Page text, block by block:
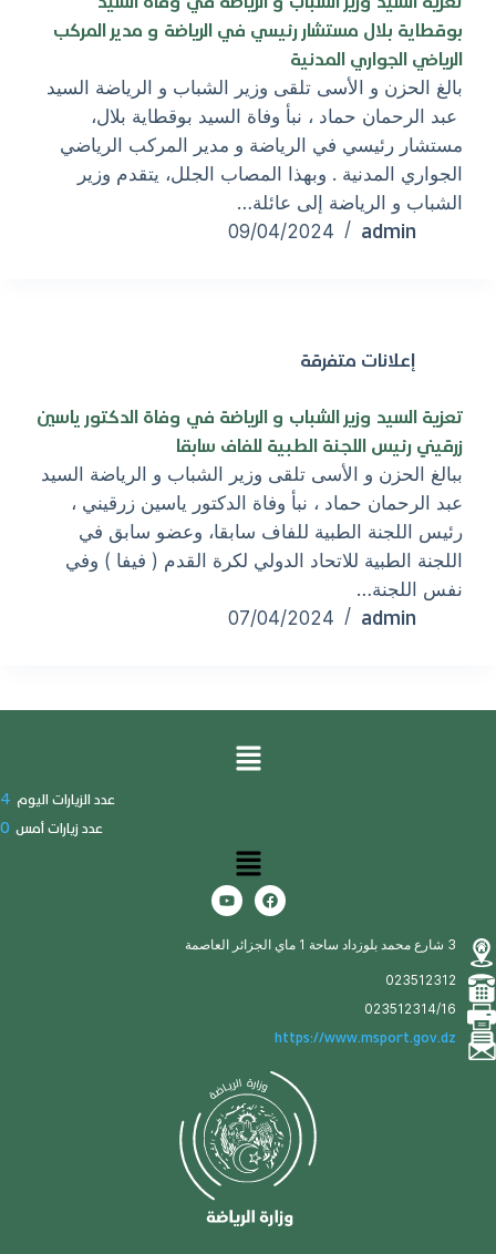
بوقطاية بلال مستشار رئيسي في الرياضة و مدير المركب
الرياضي الجواري المدنية
بالغ الحزن و الأسى تلقى وزير الشباب و الرياضة السيد
عبد الرحمان حماد ، نبأ وفاة السيد بوقطاية بلال،
مستشار رئيسي في الرياضة و مدير المركب الرياضي
الجواري المدنية . وبهذا المصاب الجلل، يتقدم وزير
الشباب و الرياضة إلى عائلة…
admin
09/04/2024
إعلانات متفرقة
تعزية السيد وزير الشباب و الرياضة في وفاة الدكتور ياسين
زرقيني رئيس اللجنة الطبية للفاف سابقا
ببالغ الحزن و الأسى تلقى وزير الشباب و الرياضة السيد
عبد الرحمان حماد ، نبأ وفاة الدكتور ياسين زرقيني ،
رئيس اللجنة الطبية للفاف سابقا، وعضو سابق في
اللجنة الطبية للاتحاد الدولي لكرة القدم ( فيفا ) وفي
نفس اللجنة…
admin
07/04/2024
3 شارع محمد بلوزداد ساحة 1 ماي الجزائر العاصمة
023512312
023512314/16
https://www.msport.gov.dz
عدد الزيارات اليوم 4
عدد زيارات أمس 0